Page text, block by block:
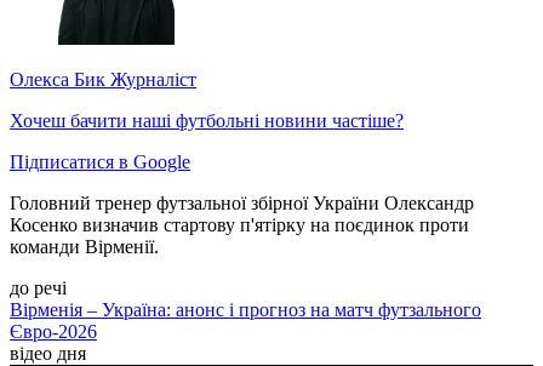
Олекса Бик Журналіст
Хочеш бачити наші футбольні новини частіше?
Підписатися в Google
Головний тренер футзальної збірної України Олександр
Косенко визначив стартову п'ятірку на поєдинок проти
команди Вірменії.
до речі
Вірменія – Україна: анонс і прогноз на матч футзального
Євро-2026
відео дня